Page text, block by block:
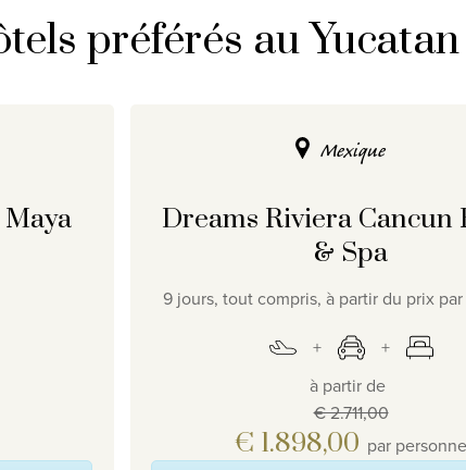
préférés au
Mexique
Dreams Riviera Cancun
& Spa
9 jours, tout compris, à partir du prix
à partir de
€ 2.711,00
€ 1.898,00 par personne